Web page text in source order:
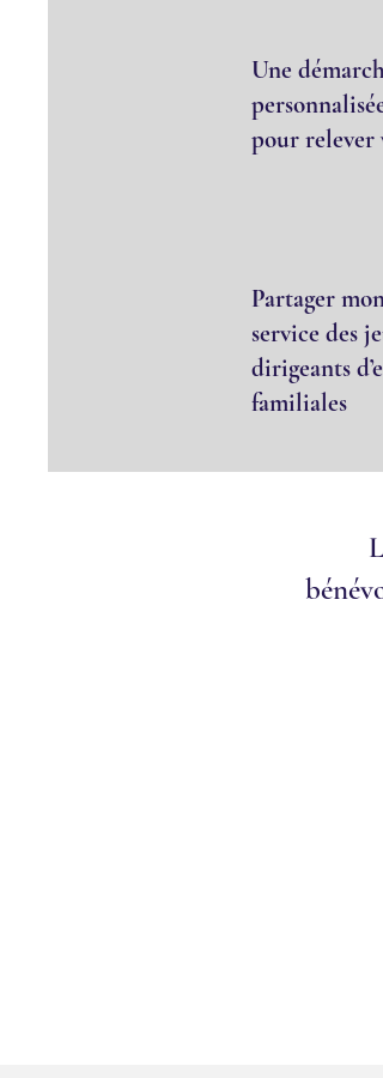
Une
pour relever
Partager
service des
dirigeants
familiales